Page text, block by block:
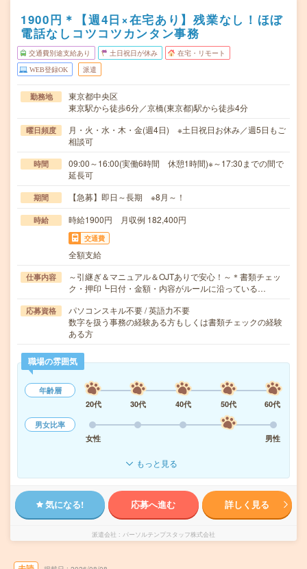
1900円＊【週4日×在宅あり】残業なし！ほぼ
電話なしコツコツカンタン事務
交通費別途支給あり 土日祝日が休み 在宅・リモート
WEB登録OK 派遣
勤務地
東京都中央区
東京駅から徒歩6分／京橋(東京都)駅から徒歩4分
曜日頻度
月・火・水・木・金(週4日) ※土日祝日お休み／週5日もご
相談可
時間
09:00～16:00(実働6時間 休憩1時間)※～17:30までの間で
延長可
期間 【急募】即日～長期 ※8月～！
時給 時給1900円 月収例 182,400円
交通費
全額支給
仕事内容
～引継ぎ＆マニュアル＆OJTありで安心！～＊書類チェッ
ク・押印┗日付・金額・内容がルールに沿っている…
応募資格
パソコンスキル不要 / 英語力不要
数字を扱う事務の経験ある方もしくは書類チェックの経験
ある方
職場の雰囲気
年齢層
20代
30代 40代 50代
60代
男女比率
女性
男性
もっと見る
気になる! 応募へ進む 詳しく見る
派遣会社 パーソルテンプスタッフ株式会社